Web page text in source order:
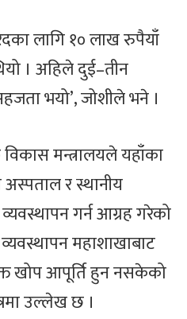
लागि १० लाख रुपैयाँ
। अहिले दुई–तीन
भयो’, जोशीले भने ।
मन्त्रालयले यहाँका
अस्पताल र स्थानीय
गर्न आग्रह गरेको
महाशाखाबाट
खोप आपूर्ति हुन नसकेको
उल्लेख छ ।